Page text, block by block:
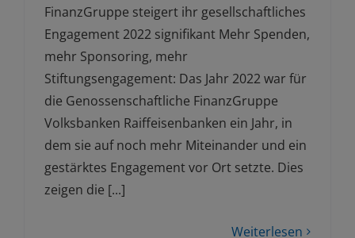
FinanzGruppe steigert ihr gesellschaftliches
Engagement 2022 signifikant Mehr Spenden,
mehr Sponsoring, mehr
Stiftungsengagement: Das Jahr 2022 war für
die Genossenschaftliche FinanzGruppe
Volksbanken Raiffeisenbanken ein Jahr, in
dem sie auf noch mehr Miteinander und ein
gestärktes Engagement vor Ort setzte. Dies
zeigen die [...]
Weiterlesen